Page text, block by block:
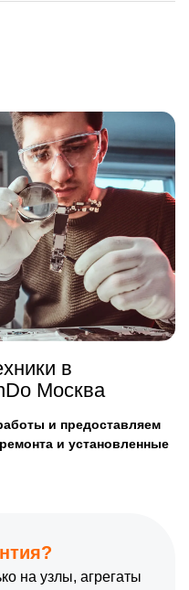
в
Москва
и предоставляем
и установленные
на узлы, агрегаты